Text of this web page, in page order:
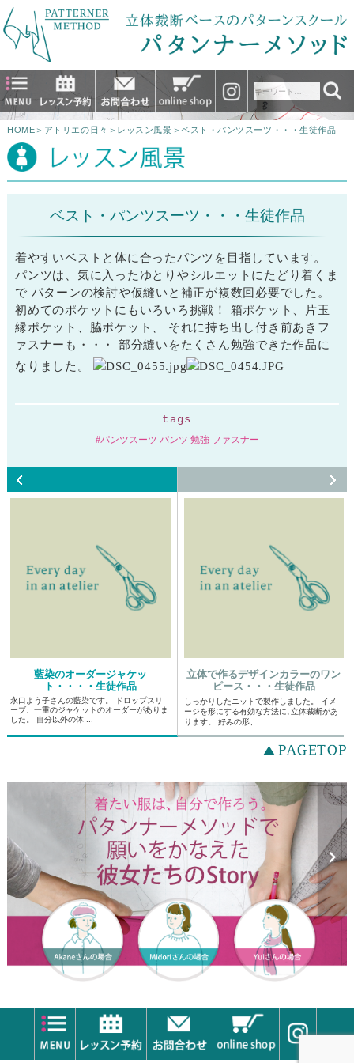
HOME ＞ アトリエの日々 ＞ レッスン風景 ＞ベスト・パンツスーツ・・・生徒作品
ベスト・パンツスーツ・・・生徒作品
着やすいベストと体に合ったパンツを目指しています。
パンツは、気に入ったゆとりやシルエットにたどり着くま
で パターンの検討や仮縫いと補正が複数回必要でした。
初めてのポケットにもいろいろ挑戦！ 箱ポケット、片玉
縁ポケット、脇ポケット、 それに持ち出し付き前あきフ
ァスナーも・・・ 部分縫いをたくさん勉強できた作品に
なりました。
tags
パンツスーツ パンツ 勉強 ファスナー
藍染のオーダージャケッ
ト・・・・生徒作品
永口よう子さんの藍染です。 ドロップスリ
ーブ、一重のジャケットのオーダーがありま
した。 自分以外の体 ...
立体で作るデザインカラーのワン
ピース・・・生徒作品
しっかりしたニットで製作しました。 イメ
ージを形にする有効な方法に､立体裁断があ
ります。 好みの形、 ...